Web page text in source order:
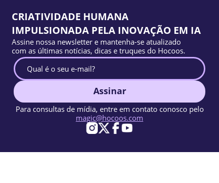
CRIATIVIDADE HUMANA
IMPULSIONADA PELA INOVAÇÃO EM IA
Assine nossa newsletter e mantenha-se atualizado
com as últimas notícias, dicas e truques do Hocoos.
Assinar
Para consultas de mídia, entre em contato conosco pelo
magic@hocoos.com